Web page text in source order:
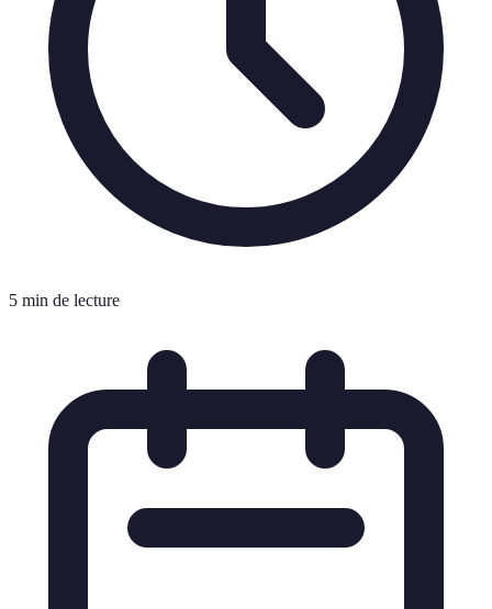
5 min de lecture